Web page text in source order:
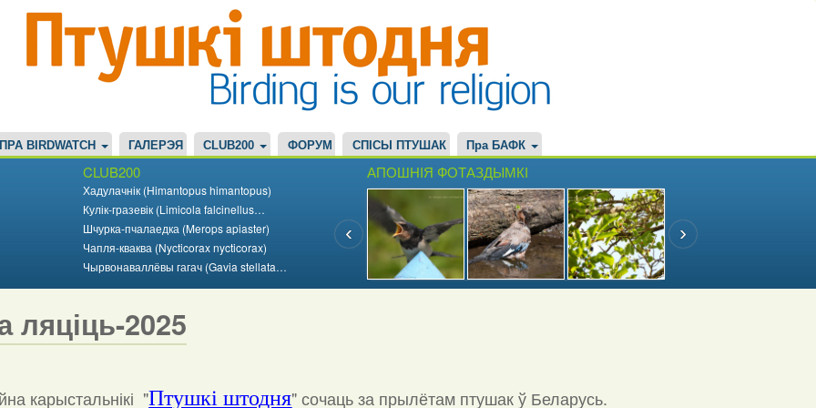
ПРА BIRDWATCH ГАЛЕРЭЯ CLUB200 ФОРУМ СПІСЫ ПТУШАК Пра БАФК
CLUB200
Хадулачнік (Himantopus himantopus)
Кулік-гразевік (Limicola falcinellus…
Шчурка-пчалаедка (Merops apiaster)
Чапля-кваква (Nycticorax nycticorax)
Чырвонаваллёвы гагач (Gavia stellata…
АПОШНІЯ ФОТАЗДЫМКІ
ляціць-2025
карыстальнікі "Птушкі штодня" сочаць за прылётам птушак ў Беларусь.